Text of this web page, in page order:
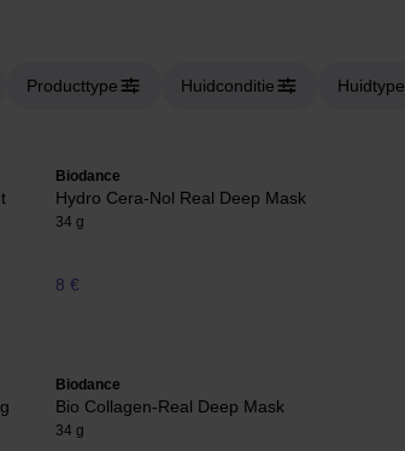
Producttype Huidconditie Huidtype
Biodance
Hydro Cera-Nol Real Deep Mask
34 g
8 €
Biodance
Bio Collagen-Real Deep Mask
34 g